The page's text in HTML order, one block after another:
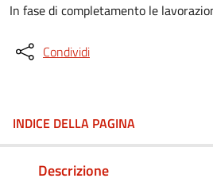
In fase di completamento le
Condividi
INDICE DELLA PAGINA
Descrizione